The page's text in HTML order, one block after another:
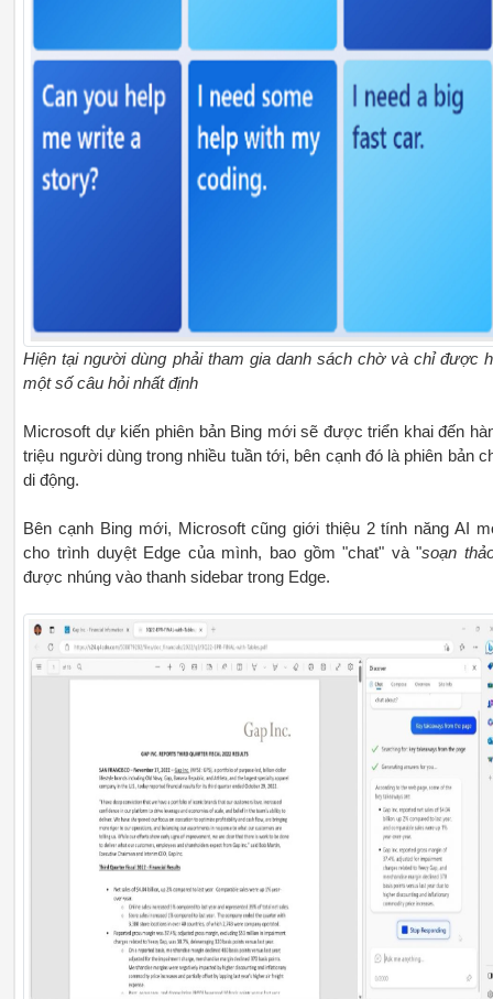
Hiện tại người dùng phải tham gia danh sách chờ và chỉ được
một số câu hỏi nhất định
Microsoft dự kiến phiên bản Bing mới sẽ được triển khai đến
triệu người dùng trong nhiều tuần tới, bên cạnh đó là phiên bản
di động.
Bên cạnh Bing mới, Microsoft cũng giới thiệu 2 tính năng AI
cho trình duyệt Edge của mình, bao gồm "chat" và "soạn
được nhúng vào thanh sidebar trong Edge.